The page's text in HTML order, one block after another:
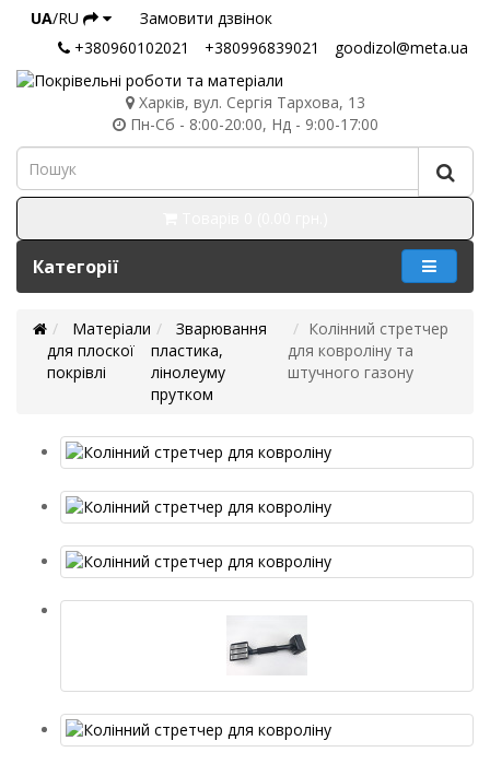
UA/RU
Замовити дзвінок
+380960102021
+380996839021 goodizol@meta.ua
Харків, вул. Сергія Тархова, 13
Пн-Сб - 8:00-20:00, Нд - 9:00-17:00
Категорії
Матеріали
для плоскої
покрівлі
Зварювання
пластика,
лінолеуму
прутком
Колінний стретчер
для ковроліну та
штучного газону